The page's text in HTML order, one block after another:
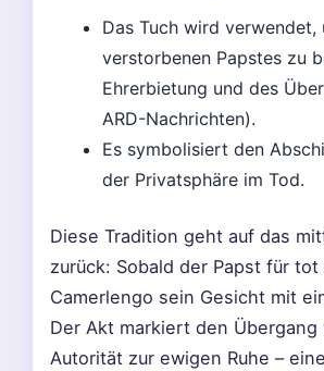
Das Tuch wird verwendet,
verstorbenen Papstes zu
Ehrerbietung und des
ARD-Nachrichten).
Es symbolisiert den
der Privatsphäre im Tod.
Diese Tradition geht auf das
zurück: Sobald der Papst für
Camerlengo sein Gesicht mit
Der Akt markiert den
Autorität zur ewigen Ruhe –